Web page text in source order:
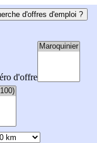
d'offres d'emploi ?
d'offre